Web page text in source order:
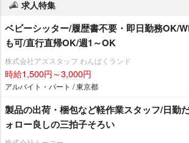
求人特集
ベビーシッター/履歴書不要・即日勤務OK/
も可/直行直帰OK/週1～OK
株式会社アズスタッフ わんぱくランド
時給1,500円～3,000円
アルバイト・パート / 東京都
製品の出荷・梱包など軽作業スタッフ/日勤
ォロー良しの三拍子そろい